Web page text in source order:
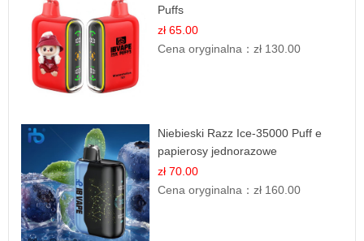
Puffs
zł 65.00
Cena oryginalna：zł 130.00
Niebieski Razz Ice-35000 Puff e
papierosy jednorazowe
zł 70.00
Cena oryginalna：zł 160.00